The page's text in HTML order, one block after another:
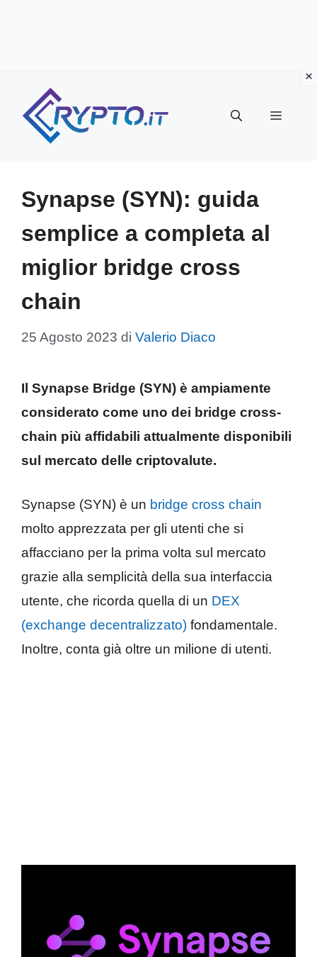
contenuto
Menu
Synapse (SYN): guida
semplice a completa al
miglior bridge cross
chain
25 Agosto 2023 di Valerio Diaco
Il Synapse Bridge (SYN) è ampiamente
considerato come uno dei bridge cross-
chain più affidabili attualmente disponibili
sul mercato delle criptovalute.
Synapse (SYN) è un bridge cross chain
molto apprezzata per gli utenti che si
affacciano per la prima volta sul mercato
grazie alla semplicità della sua interfaccia
utente, che ricorda quella di un DEX
(exchange decentralizzato) fondamentale.
Inoltre, conta già oltre un milione di utenti.